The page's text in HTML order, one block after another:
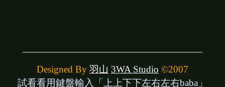
Designed By 羽山 3WA Studio ©2007
試看看用鍵盤輸入「上上下下左右左右baba」